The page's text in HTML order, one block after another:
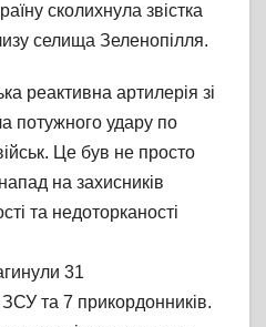
сколихнула звістка
селища Зеленопілля.
реактивна артилерія зі
потужного удару по
Це був не просто
на захисників
та недоторканості
31
та 7 прикордонників.